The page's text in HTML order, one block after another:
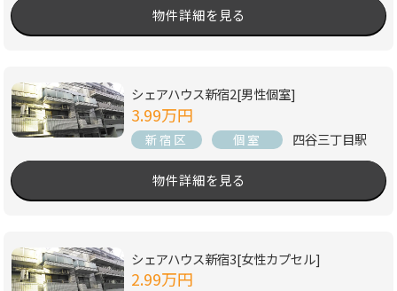
物件詳細を見る
シェアハウス新宿2[男性個室]
3.99万円
新宿区 個室 四谷三丁目駅
物件詳細を見る
シェアハウス新宿3[女性カプセル]
2.99万円